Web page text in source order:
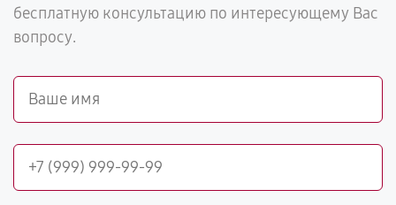
бесплатную консультацию по интересующему Вас
вопросу.